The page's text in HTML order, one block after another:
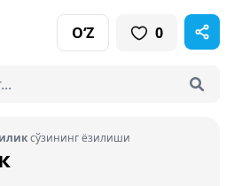
O‘Z 0
сўзининг ёзилиши